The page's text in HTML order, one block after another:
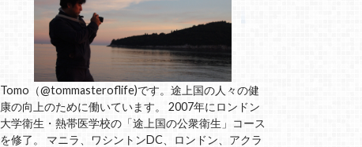
Tomo（@tommasteroflife)です。途上国の人々の健
康の向上のために働いています。 2007年にロンドン
大学衛生・熱帯医学校の「途上国の公衆衛生」コース
を修了。 マニラ、ワシントンDC、ロンドン、アクラ